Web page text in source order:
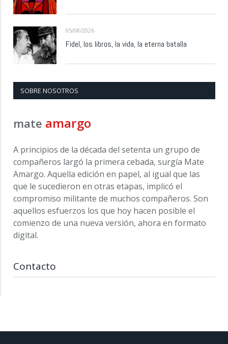
05/08/2026
Fidel, los libros, la vida, la eterna batalla
SOBRE NOSOTROS
mate amargo
A principios de la década del setenta un grupo de
compañeros largó la primera cebada, surgía Mate
Amargo. Aquella edición en papel, al igual que las
que le sucedieron en otras etapas, implicó el
compromiso militante de muchos compañeros. Son
aquellos esfuerzos los que hoy hacen posible el
comienzo de una nueva versión, ahora en formato
digital.
Contacto